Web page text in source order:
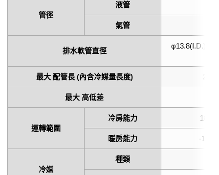
管徑
液管
氣管
排水軟管直徑
φ13.8(I.D.),
最大 配管長 (內含冷媒量長度)
最大 高低差
運轉範圍
冷房能力 18 to
暖房能力 -15 to
冷媒
種類